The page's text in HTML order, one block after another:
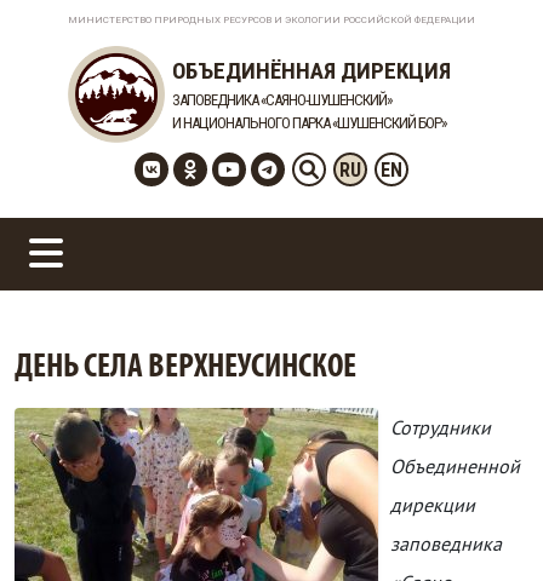
МИНИСТЕРСТВО ПРИРОДНЫХ РЕСУРСОВ И ЭКОЛОГИИ РОССИЙСКОЙ ФЕДЕРАЦИИ
ОБЪЕДИНЁННАЯ ДИРЕКЦИЯ
ЗАПОВЕДНИКА «САЯНО-ШУШЕНСКИЙ»
И НАЦИОНАЛЬНОГО ПАРКА «ШУШЕНСКИЙ БОР»
RU EN
ДЕНЬ СЕЛА ВЕРХНЕУСИНСКОЕ
Сотрудники
Объединенной
дирекции
заповедника